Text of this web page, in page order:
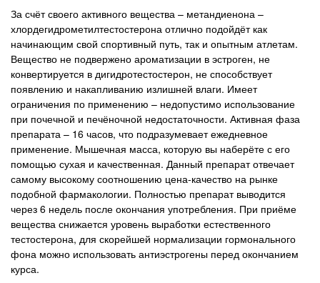
За счёт своего активного вещества – метандиенона –
хлордегидрометилтестостерона отлично подойдёт как
начинающим свой спортивный путь, так и опытным атлетам.
Вещество не подвержено ароматизации в эстроген, не
конвертируется в дигидротестостерон, не способствует
появлению и накапливанию излишней влаги. Имеет
ограничения по применению – недопустимо использование
при почечной и печёночной недостаточности. Активная фаза
препарата – 16 часов, что подразумевает ежедневное
применение. Мышечная масса, которую вы наберёте с его
помощью сухая и качественная. Данный препарат отвечает
самому высокому соотношению цена-качество на рынке
подобной фармакологии. Полностью препарат выводится
через 6 недель после окончания употребления. При приёме
вещества снижается уровень выработки естественного
тестостерона, для скорейшей нормализации гормонального
фона можно использовать антиэстрогены перед окончанием
курса.